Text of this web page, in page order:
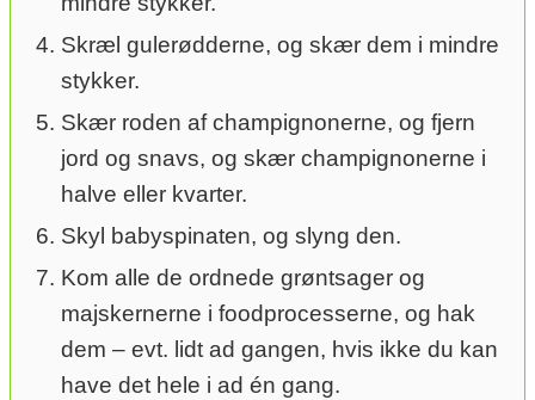
Skræl gulerødderne, og skær dem i mindre
stykker.
Skær roden af champignonerne, og fjern
jord og snavs, og skær champignonerne i
halve eller kvarter.
Skyl babyspinaten, og slyng den.
Kom alle de ordnede grøntsager og
majskernerne i foodprocesserne, og hak
dem – evt. lidt ad gangen, hvis ikke du kan
have det hele i ad én gang.